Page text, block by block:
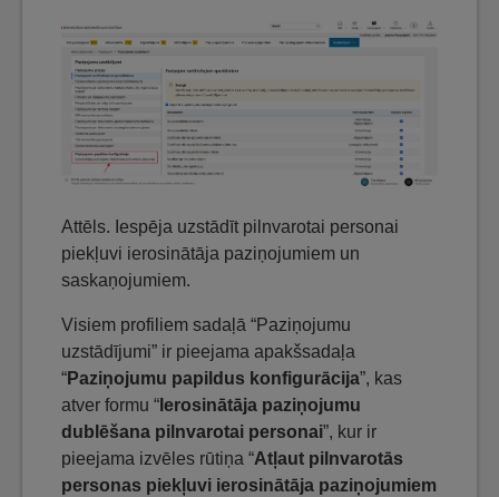
Attēls. Iespēja uzstādīt pilnvarotai personai
piekļuvi ierosinātāja paziņojumiem un
saskaņojumiem.
Visiem profiliem sadaļā “Paziņojumu
uzstādījumi” ir pieejama apakšsadaļa
“Paziņojumu papildus konfigurācija”, kas
atver formu “ Ierosinātāja paziņojumu
dublēšana pilnvarotai personai”, kur ir
pieejama izvēles rūtiņa “Atļaut pilnvarotās
personas piekļuvi ierosinātāja paziņojumiem